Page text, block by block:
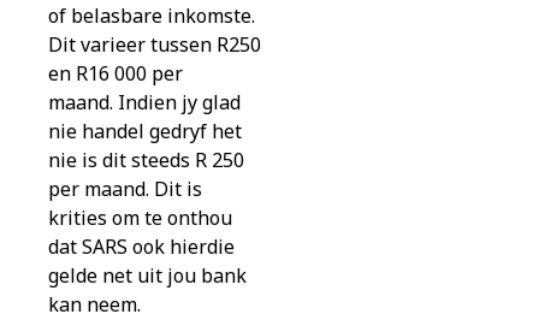
of belasbare inkomste.
Dit varieer tussen R250
en R16 000 per
maand. Indien jy glad
nie handel gedryf het
nie is dit steeds R 250
per maand. Dit is
krities om te onthou
dat SARS ook hierdie
gelde net uit jou bank
kan neem.